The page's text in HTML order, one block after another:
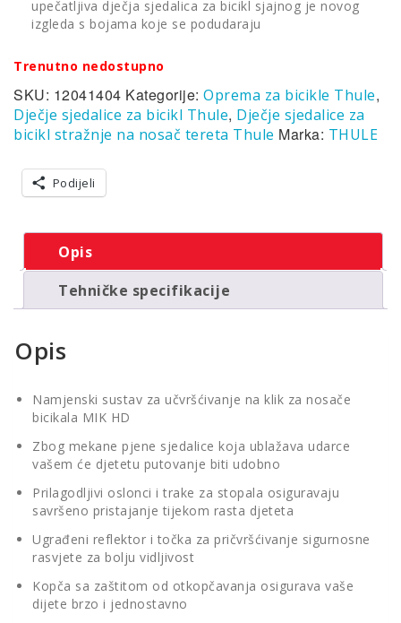
upečatljiva dječja sjedalica za bicikl sjajnog je novog
izgleda s bojama koje se podudaraju
Trenutno nedostupno
SKU: 12041404 Kategorije: Oprema za bicikle Thule,
Dječje sjedalice za bicikl Thule, Dječje sjedalice za
bicikl stražnje na nosač tereta Thule Marka: THULE
Podijeli
Opis
Tehničke specifikacije
Opis
Namjenski sustav za učvršćivanje na klik za nosače
bicikala MIK HD
Zbog mekane pjene sjedalice koja ublažava udarce
vašem će djetetu putovanje biti udobno
Prilagodljivi oslonci i trake za stopala osiguravaju
savršeno pristajanje tijekom rasta djeteta
Ugrađeni reflektor i točka za pričvršćivanje sigurnosne
rasvjete za bolju vidljivost
Kopča sa zaštitom od otkopčavanja osigurava vaše
dijete brzo i jednostavno